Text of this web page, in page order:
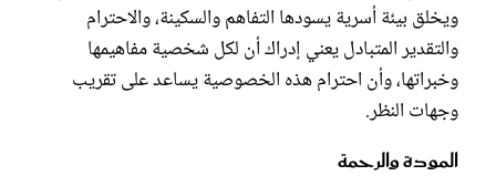
ويخلق بيئة أسرية يسودها التفاهم والسكينة، والاحترام
والتقدير المتبادل يعني إدراك أن لكل شخصية مفاهيمها
وخبراتها، وأن احترام هذه الخصوصية يساعد على تقريب
وجهات النظر.
المودة والرحمة